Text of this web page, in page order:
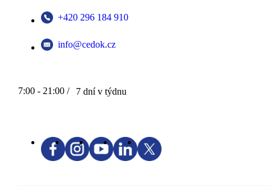
+420 296 184 910
info@cedok.cz
7:00 - 21:00 / 7 dní v týdnu